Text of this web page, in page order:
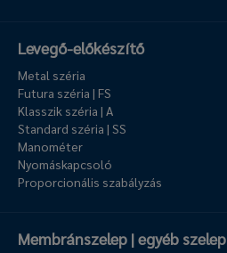
Levegő-előkészítő
Metal széria
Futura széria | FS
Klasszik széria | A
Standard széria | SS
Manométer
Nyomáskapcsoló
Proporcionális szabályzás
Membránszelep | egyéb szelep